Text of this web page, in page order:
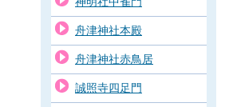
舟津神社本殿
舟津神社赤鳥居
誠照寺四足門